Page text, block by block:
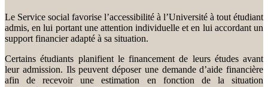
Le Service social favorise l’accessibilité à l’Université à tout étudiant
admis, en lui portant une attention individuelle et en lui accordant un
support financier adapté à sa situation.
Certains étudiants planifient le financement de leurs études avant
leur admission. Ils peuvent déposer une demande d’aide financière
afin de recevoir une estimation en fonction de la situation